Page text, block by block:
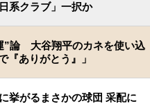
系クラブ」一択か
”論 大谷翔平のカネを使い込
『ありがとう』」
挙がるまさかの球団 采配に